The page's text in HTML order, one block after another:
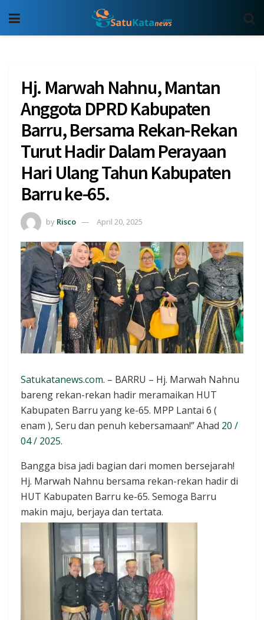
Hj. Marwah Nahnu, Mantan
Anggota DPRD Kabupaten
Barru, Bersama Rekan-Rekan
Turut Hadir Dalam Perayaan
Hari Ulang Tahun Kabupaten
Barru ke-65.
by Risco April 20, 2025
Satukatanews.com. – BARRU – Hj. Marwah Nahnu
bareng rekan-rekan hadir meramaikan HUT
Kabupaten Barru yang ke-65. MPP Lantai 6 (
enam ), Seru dan penuh kebersamaan!” Ahad 20 /
04 / 2025.
Bangga bisa jadi bagian dari momen bersejarah!
Hj. Marwah Nahnu bersama rekan-rekan hadir di
HUT Kabupaten Barru ke-65. Semoga Barru
makin maju, berjaya dan tertata.